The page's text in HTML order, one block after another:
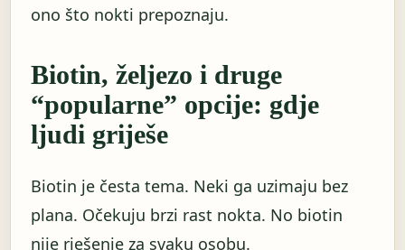
ono što nokti prepoznaju.
Biotin, željezo i druge
“popularne” opcije: gdje
ljudi griješe
Biotin je česta tema. Neki ga uzimaju bez
plana. Očekuju brzi rast nokta. No biotin
nije rješenje za svaku osobu.